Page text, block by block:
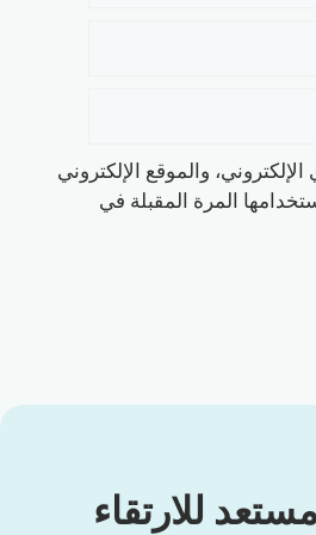
والموقع الإلكتروني
المرة المقبلة في
للارتقاء